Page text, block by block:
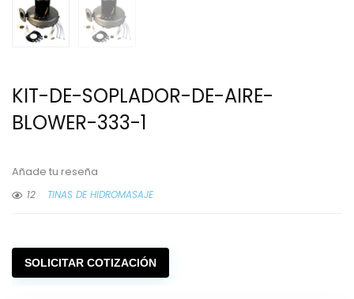
KIT-DE-SOPLADOR-DE-AIRE-
BLOWER-333-1
Añade tu reseña
12
TINAS DE HIDROMASAJE
SOLICITAR COTIZACIÓN